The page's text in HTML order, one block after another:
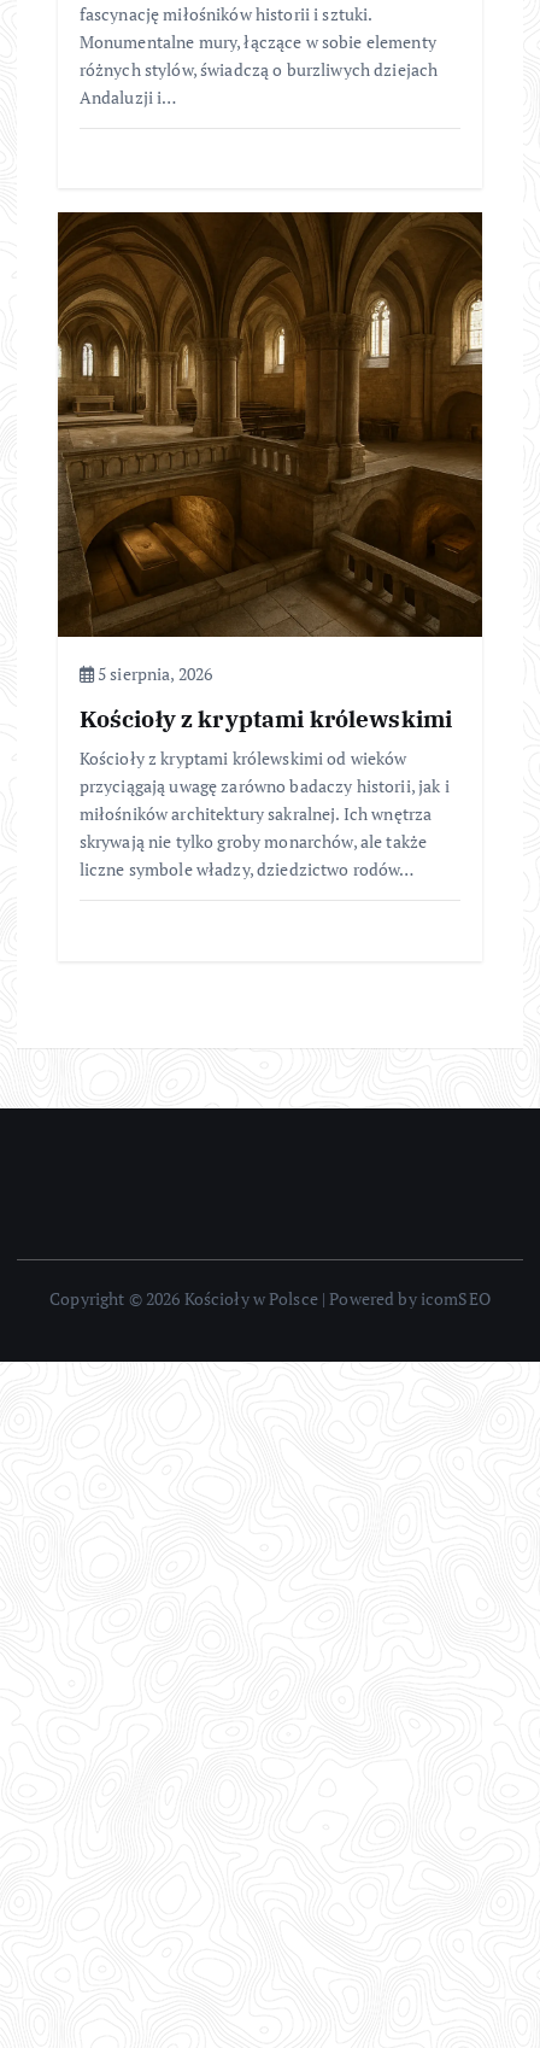
fascynację miłośników historii i sztuki.
Monumentalne mury, łączące w sobie elementy
różnych stylów, świadczą o burzliwych dziejach
Andaluzji i…
5 sierpnia, 2026
Kościoły z kryptami królewskimi
Kościoły z kryptami królewskimi od wieków
przyciągają uwagę zarówno badaczy historii, jak i
miłośników architektury sakralnej. Ich wnętrza
skrywają nie tylko groby monarchów, ale także
liczne symbole władzy, dziedzictwo rodów…
Copyright © 2026 Kościoły w Polsce | Powered by icomSEO